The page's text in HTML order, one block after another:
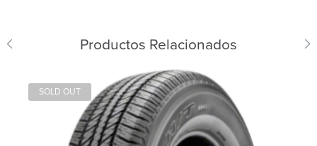
Productos Relacionados
SOLD OUT